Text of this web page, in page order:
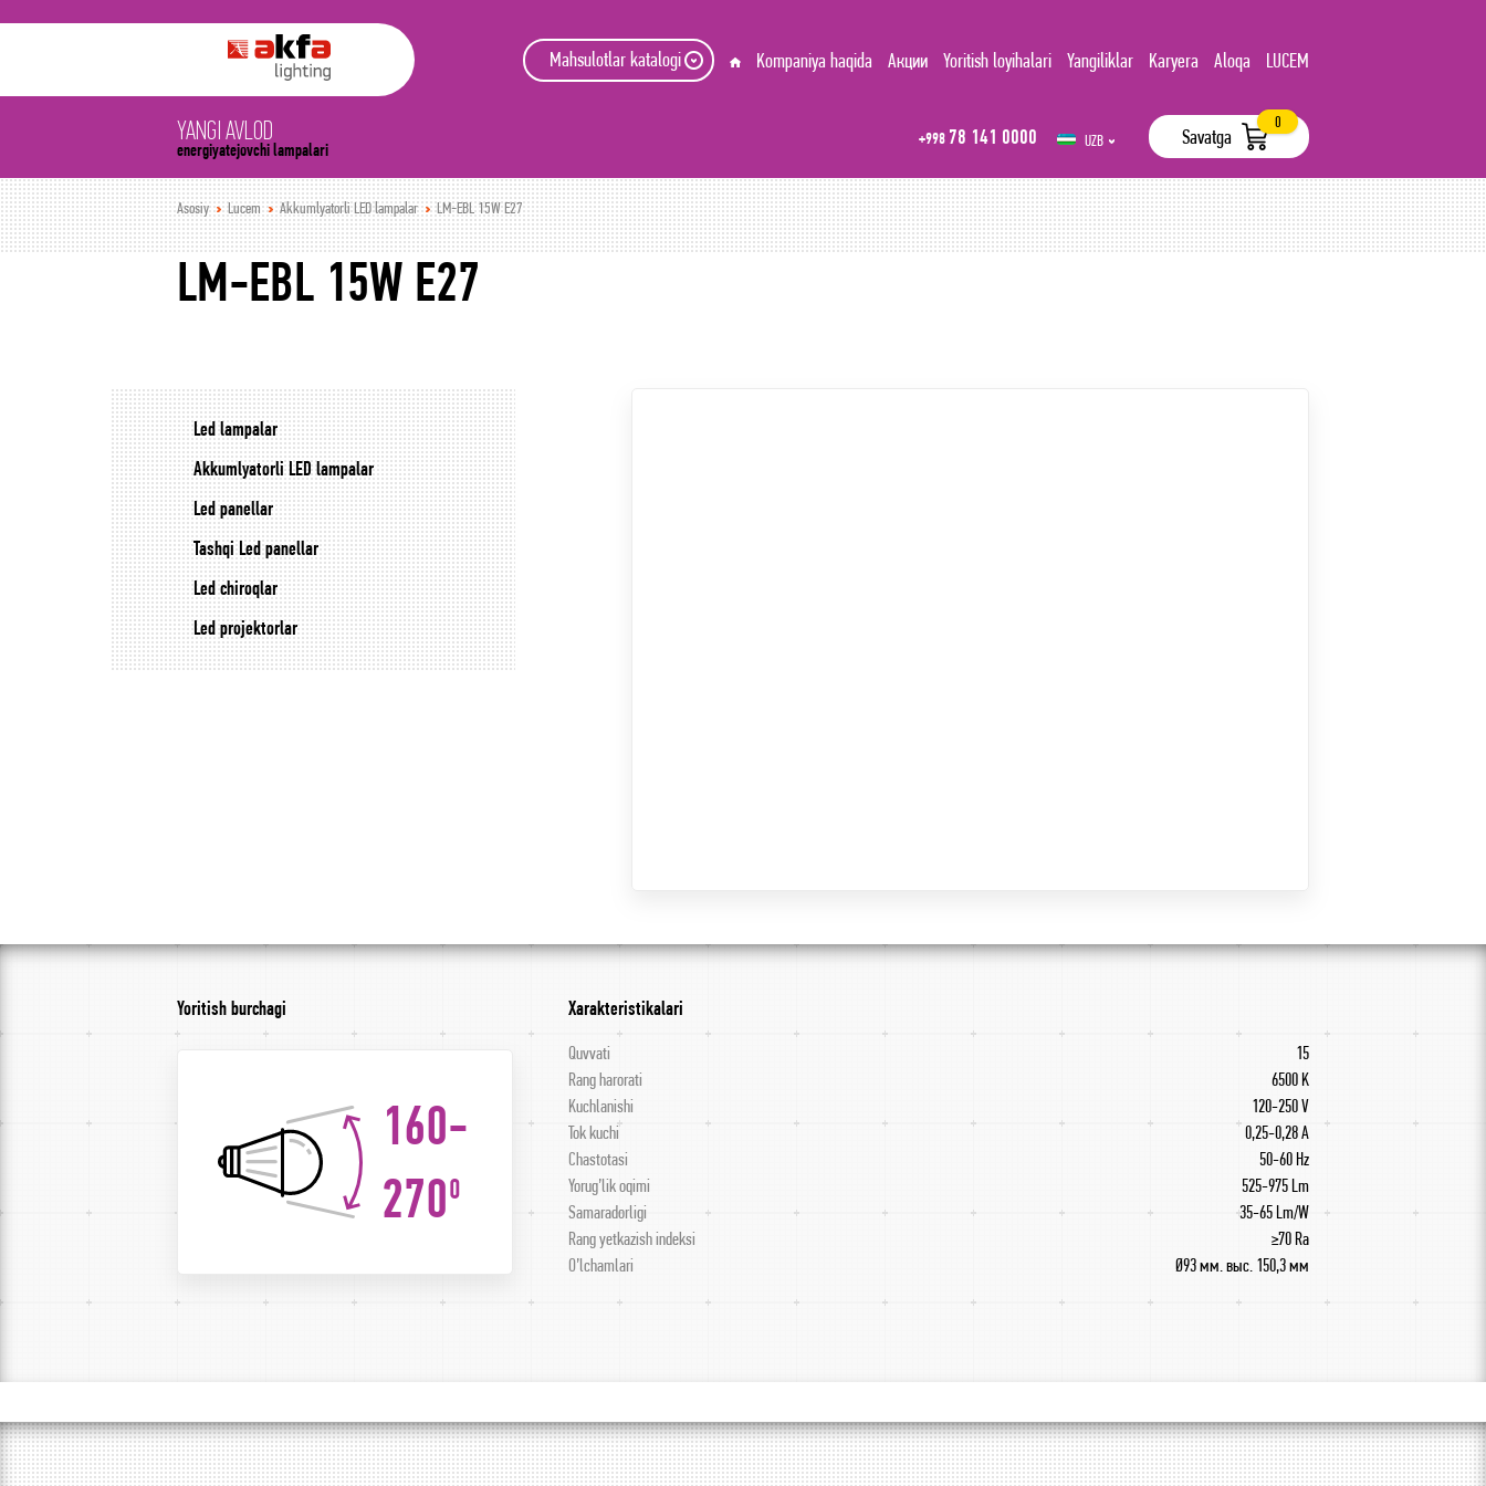
Mahsulotlar katalogi Kompaniya haqida Акции Yoritish loyihalari Yangiliklar Karyera Aloqa LUCEM
YANGI AVLOD
energiyatejovchi lampalari
+998 78 141 0000
UZB
Savatga
0
Asosiy Lucem Akkumlyatorli LED lampalar LM-EBL 15W E27
LM-EBL 15W E27
Led lampalar
Akkumlyatorli LED lampalar
Led panellar
Tashqi Led panellar
Led chiroqlar
Led projektorlar
Yoritish burchagi
160-
270
0
Xarakteristikalari
Quvvati
15
Rang harorati
6500 K
Kuchlanishi
120-250 V
Tok kuchi
0,25-0,28 A
Chastotasi
50-60 Hz
Yorug’lik oqimi
525-975 Lm
Samaradorligi
35-65 Lm/W
Rang yetkazish indeksi
≥70 Ra
O’lchamlari
Ø93 мм. выс. 150,3 мм